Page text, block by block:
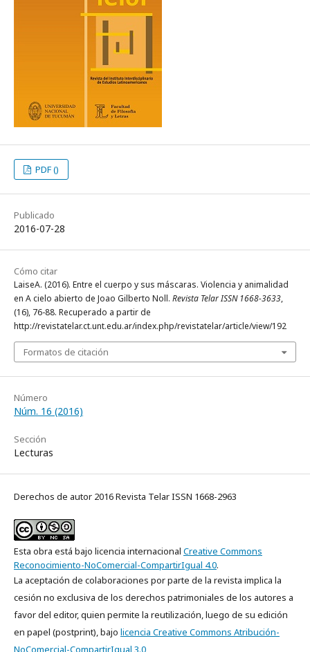
PDF ()
Publicado
2016-07-28
Cómo citar
LaiseA. (2016). Entre el cuerpo y sus máscaras. Violencia y animalidad
en A cielo abierto de Joao Gilberto Noll. Revista Telar ISSN 1668-3633,
(16), 76-88. Recuperado a partir de
http://revistatelar.ct.unt.edu.ar/index.php/revistatelar/article/view/192
Formatos de citación
Número
Núm. 16 (2016)
Sección
Lecturas
Derechos de autor 2016 Revista Telar ISSN 1668-2963
Esta obra está bajo licencia internacional Creative Commons
Reconocimiento-NoComercial-CompartirIgual 4.0.
La aceptación de colaboraciones por parte de la revista implica la
cesión no exclusiva de los derechos patrimoniales de los autores a
favor del editor, quien permite la reutilización, luego de su edición
en papel (postprint), bajo licencia Creative Commons Atribución-
NoComercial-CompartirIgual 3.0